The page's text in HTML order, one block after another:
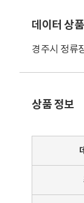
데이터 상
경주시 정류
상품 정보